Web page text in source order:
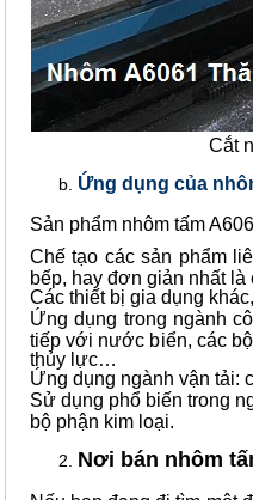
Cắt
Ứng dụng của
Sản phẩm nhôm tấm
Chế tạo các sản phẩm
bếp, hay đơn giản nhất là
Các thiết bị gia dụng
Ứng dụng trong ngành
tiếp với nước biển, các
thủy lực…
Ứng dụng ngành vận tải:
Sử dụng phổ biến trong
bộ phận kim loại.
Nơi bán nhôm